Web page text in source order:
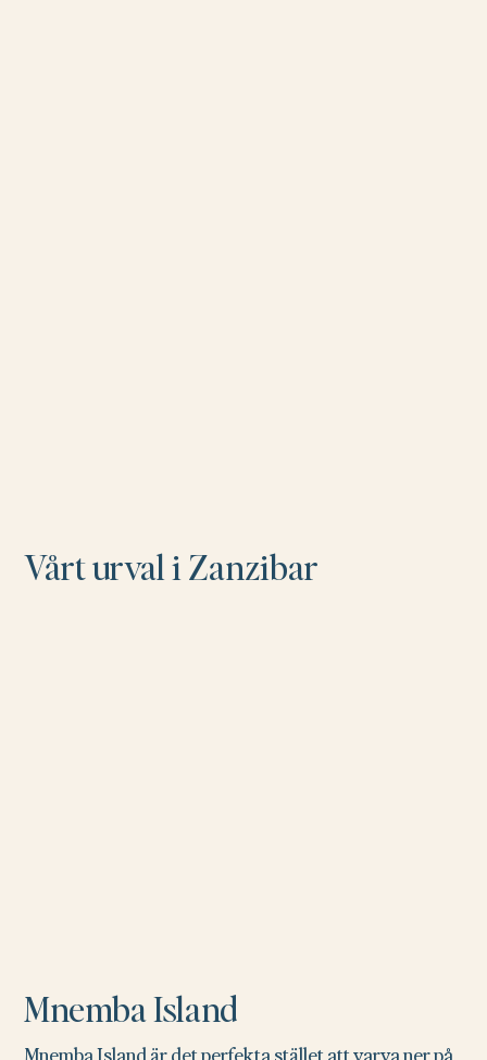
Vårt urval i Zanzibar
Mnemba Island
Mnemba Island är det perfekta stället att varva ner på